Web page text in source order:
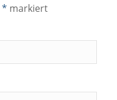
* markiert